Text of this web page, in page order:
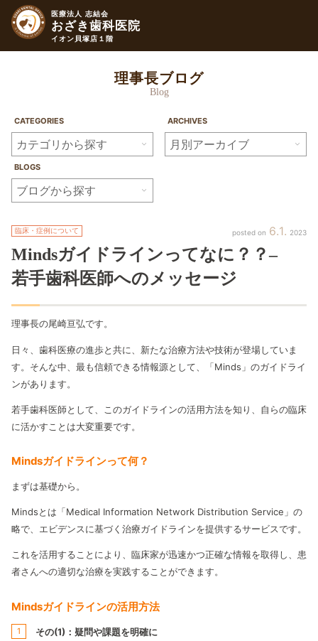
医療法人 志結会
おざき歯科医院
イオン貝塚店１階
理事長ブログ
Blog
CATEGORIES ARCHIVES
BLOGS
6 1 2023
臨床・症例について
Mindsガイドラインってなに？？–
若手歯科医師へのメッセージ
理事長の尾崎亘弘です。
日々、歯科医療の進歩と共に、新たな治療方法や技術が登場していま
す。そんな中、最も信頼できる情報源として、「Minds」のガイドライ
ンがあります。
若手歯科医師として、このガイドラインの活用方法を知り、自らの臨床
に活かすことは大変重要です。
Mindsガイドラインって何？
まずは基礎から。
Mindsとは「Medical Information Network Distribution Service」の
略で、エビデンスに基づく治療ガイドラインを提供するサービスです。
これを活用することにより、臨床家が迅速かつ正確な情報を取得し、患
者さんへの適切な治療を実践することができます。
Mindsガイドラインの活用方法
その(1)：疑問や課題を明確に